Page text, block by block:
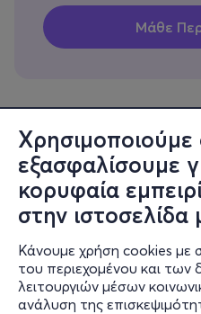
εξασφαλίσουμε
κορυφαία
στην ιστοσελίδα
Κάνουμε χρήση cookies με
του περιεχομένου και των
λειτουργιών μέσων
ανάλυση της
Πληροφορίες
Υποστήριξη
Stay Connected